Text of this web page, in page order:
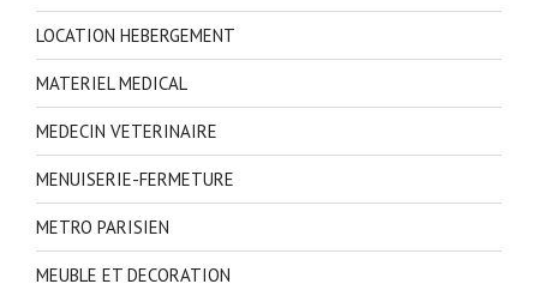
LOCATION HEBERGEMENT
MATERIEL MEDICAL
MEDECIN VETERINAIRE
MENUISERIE-FERMETURE
METRO PARISIEN
MEUBLE ET DECORATION